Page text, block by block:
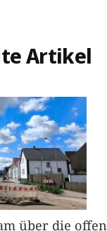
Artikel
über die